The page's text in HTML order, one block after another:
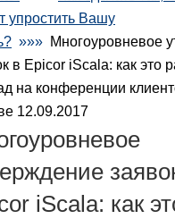
упростить Вашу
»»» Многоуровневое
в Epicor iScala: как это
на конференции
12.09.2017
iScala: как